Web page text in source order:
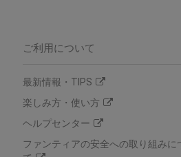
ご利用について
最新情報・TIPS
楽しみ方・使い方
ヘルプセンター
ファンティアの安全への取り組みに